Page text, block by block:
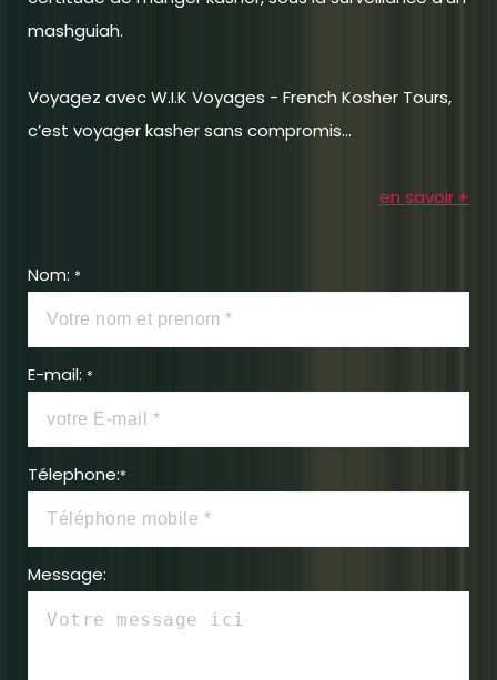
mashguiah.
Voyagez avec W.I.K Voyages - French Kosher Tours,
c’est voyager kasher sans compromis...
en savoir +
Nom: *
E-mail: *
Télephone:*
Message: